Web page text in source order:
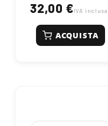
32,00 €IVA inclusa
ACQUISTA